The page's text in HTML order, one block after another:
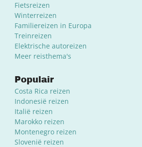
Fietsreizen
Winterreizen
Familiereizen in Europa
Treinreizen
Elektrische autoreizen
Meer reisthema's
Populair
Costa Rica reizen
Indonesië reizen
Italië reizen
Marokko reizen
Montenegro reizen
Slovenië reizen